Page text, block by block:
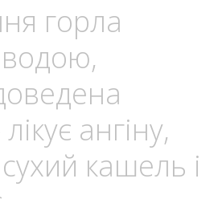
горла
ангіну,
кашель і